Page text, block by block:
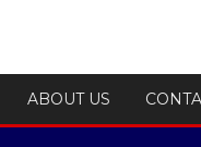
ABOUT US